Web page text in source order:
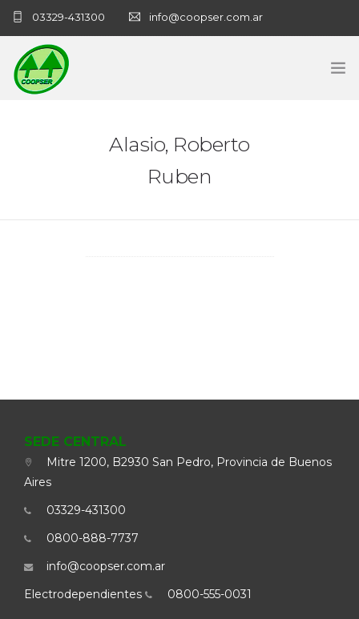
03329-431300 info@coopser.com.ar
Alasio, Roberto
Ruben
SEDE CENTRAL
Mitre 1200, B2930 San Pedro, Provincia de Buenos
Aires
03329-431300
0800-888-7737
info@coopser.com.ar
Electrodependientes
0800-555-0031